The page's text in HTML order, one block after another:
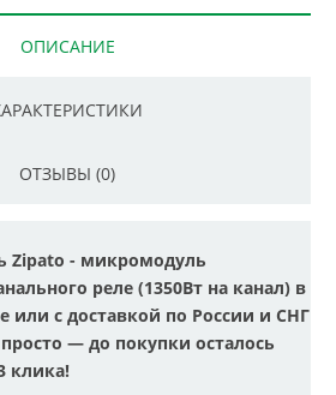
ОПИСАНИЕ
ОТЗЫВЫ (0)
Zipato - микромодуль
реле (1350Вт на канал) в
или с доставкой по России и СНГ
— до покупки осталось
клика!